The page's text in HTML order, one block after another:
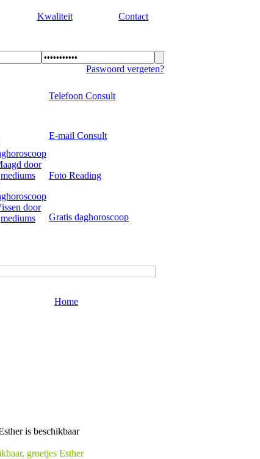
Kwaliteit Contact
Paswoord vergeten?
Telefoon Consult
E-mail Consult
Foto Reading
Gratis daghoroscoop
Home
groetjes Esther